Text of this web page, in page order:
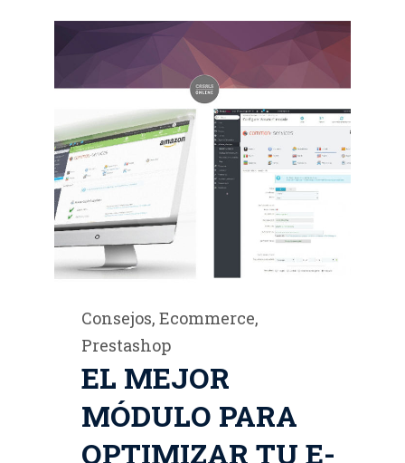
Consejos, Ecommerce,
Prestashop
EL MEJOR
MÓDULO PARA
OPTIMIZAR TU E-